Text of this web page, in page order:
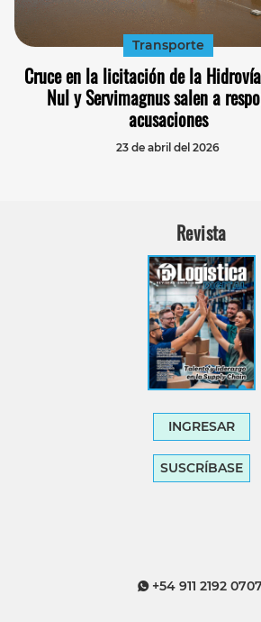
Transporte
Cruce en la licitación de la
Nul y Servimagnus salen a
acusaciones
23 de abril del 2026
Revista
INGRESAR
SUSCRÍBASE
+54 911 2192 0707